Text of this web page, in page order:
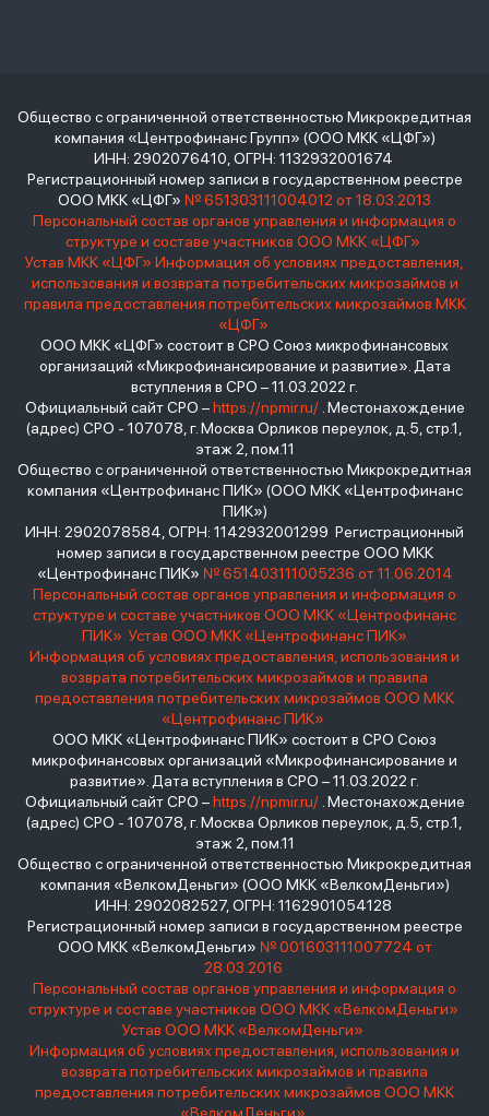
Общество с ограниченной ответственностью Микрокредитная
компания «Центрофинанс Групп» (ООО МКК «ЦФГ»)
ИНН: 2902076410, ОГРН: 1132932001674
Регистрационный номер записи в государственном реестре
ООО МКК «ЦФГ» № 651303111004012 от 18.03.2013
Персональный состав органов управления и информация о
структуре и составе участников ООО МКК «ЦФГ»
Устав МКК «ЦФГ» Информация об условиях предоставления,
использования и возврата потребительских микрозаймов и
правила предоставления потребительских микрозаймов МКК
«ЦФГ»
ООО МКК «ЦФГ» состоит в СРО Союз микрофинансовых
организаций «Микрофинансирование и развитие». Дата
вступления в СРО – 11.03.2022 г.
Официальный сайт СРО –https://npmir.ru/. Местонахождение
(адрес) СРО - 107078, г. Москва Орликов переулок, д.5, стр.1,
этаж 2, пом.11
Общество с ограниченной ответственностью Микрокредитная
компания «Центрофинанс ПИК» (ООО МКК «Центрофинанс
ПИК»)
ИНН: 2902078584, ОГРН: 1142932001299 Регистрационный
номер записи в государственном реестре ООО МКК
«Центрофинанс ПИК» № 651403111005236 от 11.06.2014
Персональный состав органов управления и информация о
структуре и составе участников ООО МКК «Центрофинанс
ПИК» Устав ООО МКК «Центрофинанс ПИК»
Информация об условиях предоставления, использования и
возврата потребительских микрозаймов и правила
предоставления потребительских микрозаймов ООО МКК
«Центрофинанс ПИК»
ООО МКК «Центрофинанс ПИК» состоит в СРО Союз
микрофинансовых организаций «Микрофинансирование и
развитие». Дата вступления в СРО – 11.03.2022 г.
Официальный сайт СРО –https://npmir.ru/. Местонахождение
(адрес) СРО - 107078, г. Москва Орликов переулок, д.5, стр.1,
этаж 2, пом.11
Общество с ограниченной ответственностью Микрокредитная
компания «ВелкомДеньги» (ООО МКК «ВелкомДеньги»)
ИНН: 2902082527, ОГРН: 1162901054128
Регистрационный номер записи в государственном реестре
ООО МКК «ВелкомДеньги» № 001603111007724 от
28.03.2016
Персональный состав органов управления и информация о
структуре и составе участников ООО МКК «ВелкомДеньги»
Устав ООО МКК «ВелкомДеньги»
Информация об условиях предоставления, использования и
возврата потребительских микрозаймов и правила
предоставления потребительских микрозаймов ООО МКК